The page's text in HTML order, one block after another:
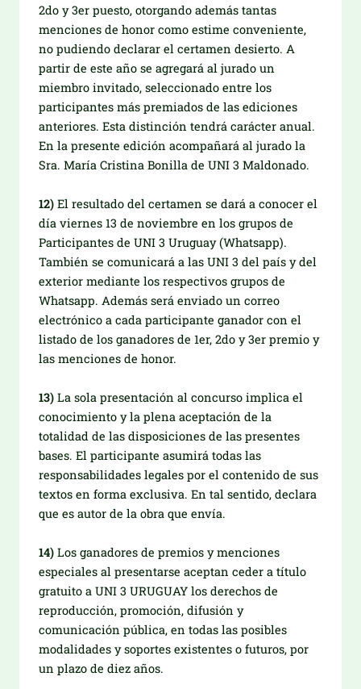
2do y 3er puesto, otorgando además tantas
menciones de honor como estime conveniente,
no pudiendo declarar el certamen desierto. A
partir de este año se agregará al jurado un
miembro invitado, seleccionado entre los
participantes más premiados de las ediciones
anteriores. Esta distinción tendrá carácter anual.
En la presente edición acompañará al jurado la
Sra. María Cristina Bonilla de UNI 3 Maldonado.
12) El resultado del certamen se dará a conocer el
día viernes 13 de noviembre en los grupos de
Participantes de UNI 3 Uruguay (Whatsapp).
También se comunicará a las UNI 3 del país y del
exterior mediante los respectivos grupos de
Whatsapp. Además será enviado un correo
electrónico a cada participante ganador con el
listado de los ganadores de 1er, 2do y 3er premio y
las menciones de honor.
13) La sola presentación al concurso implica el
conocimiento y la plena aceptación de la
totalidad de las disposiciones de las presentes
bases. El participante asumirá todas las
responsabilidades legales por el contenido de sus
textos en forma exclusiva. En tal sentido, declara
que es autor de la obra que envía.
14) Los ganadores de premios y menciones
especiales al presentarse aceptan ceder a título
gratuito a UNI 3 URUGUAY los derechos de
reproducción, promoción, difusión y
comunicación pública, en todas las posibles
modalidades y soportes existentes o futuros, por
un plazo de diez años.